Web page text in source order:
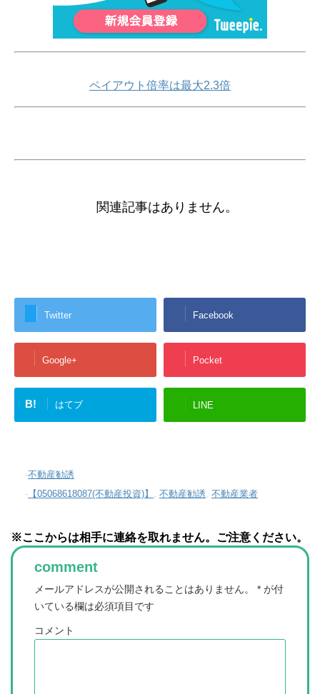
ペイアウト倍率は最大2.3倍
関連記事はありません。
Twitter Facebook
Google+ Pocket
B! はてブ LINE
-不動産勧誘
- 【05068618087(不動産投資)】 不動産勧誘 不動産業者
※ここからは相手に連絡を取れません。ご注意ください。
comment
メールアドレスが公開されることはありません。 * が付
いている欄は必須項目です
コメント